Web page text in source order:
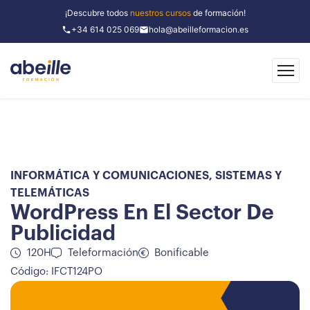
¡Descubre todos nuestros cursosde formación!
+34 614 025 069
hola@abeilleformacion.es
INFORMÁTICA Y COMUNICACIONES, SISTEMAS Y
TELEMÁTICAS
WordPress En El Sector De
Publicidad
120H Teleformación
Bonificable
Código: IFCT124PO